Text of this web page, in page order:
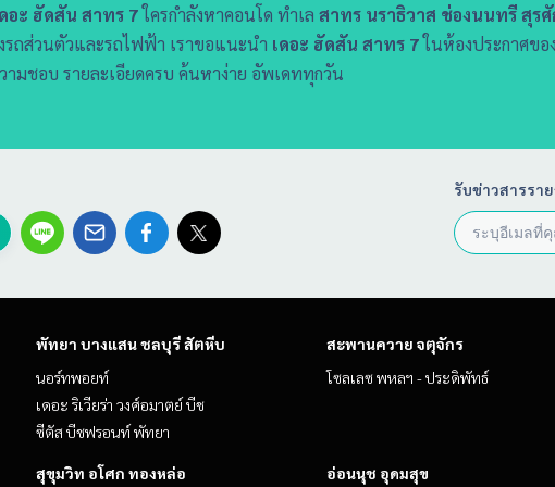
อะ ฮัดสัน สาทร 7ใครกำลังหาคอนโด ทำเล สาทร นราธิวาส ช่องนนทรี สุร
รถส่วนตัวและรถไฟฟ้า เราขอแนะนำ เดอะ ฮัดสัน สาทร 7ในห้องประกาศขอ
ามชอบ รายละเอียดครบ ค้นหาง่าย อัพเดททุกวัน
รับข่าวสารรา
พัทยา บางแสน ชลบุรี สัตหีบ
นอร์ทพอยท์
เดอะ ริเวียร่า วงศ์อมาตย์ บีช
ซีตัส บีชฟรอนท์ พัทยา
สะพานควาย จตุจักร
โซลเลซ พหลฯ - ประดิพัทธ์
สุขุมวิท อโศก ทองหล่อ
อ่อนนุช อุดมสุข